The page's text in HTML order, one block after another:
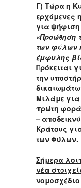
Γ) Τώρα η
ερχόμενες
για ψήφιση
«Προώθηση
των φύλων
έμφυλης
Πρόκειται
την
Μιλάμε για
πρώτη
–
Κράτους
των Φύλων.
Σήμερα
νέα